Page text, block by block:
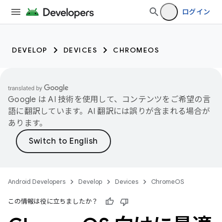
ログイン
DEVELOP DEVICES CHROMEOS
Google は AI 技術を使用して、コンテンツをご希望の言
語に翻訳しています。AI 翻訳には誤りが含まれる場合が
あります。
Android Developers Develop Devices ChromeOS
この情報は役に立ちましたか？